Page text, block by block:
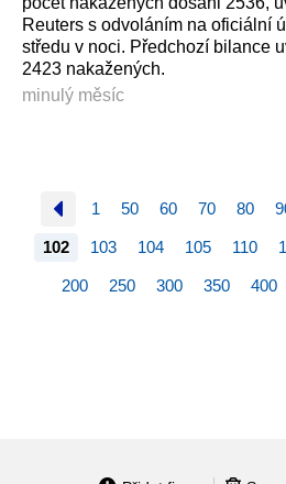
Reuters s odvoláním na oficiální
středu v noci. Předchozí bilance
2423 nakažených.
minulý měsíc
1 50 60 70 80
102 103 104 105 110
200 250 300 350 400